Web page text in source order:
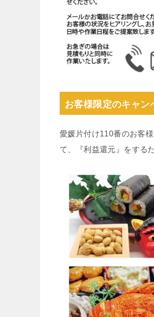
お客様限定のキャン
愛媛片付け110番のお客
て、『利益還元』をする